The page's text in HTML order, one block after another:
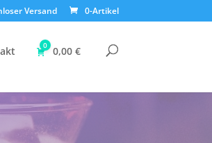
Versand 0-Artikel
0 0,00 €